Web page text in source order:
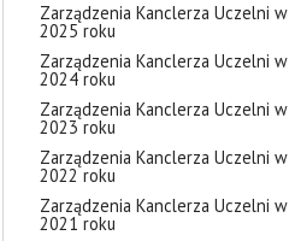
Zarządzenia Kanclerza Uczelni w
2025 roku
Zarządzenia Kanclerza Uczelni w
2024 roku
Zarządzenia Kanclerza Uczelni w
2023 roku
Zarządzenia Kanclerza Uczelni w
2022 roku
Zarządzenia Kanclerza Uczelni w
2021 roku